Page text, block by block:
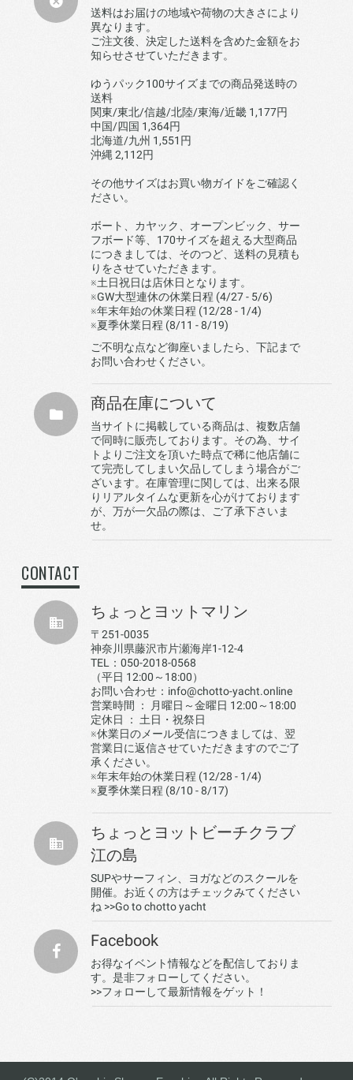
送料はお届けの地域や荷物の大きさにより
異なります。
ご注文後、決定した送料を含めた金額をお
知らせさせていただきます。
ゆうパック100サイズまでの商品発送時の
送料
関東/東北/信越/北陸/東海/近畿 1,177円
中国/四国 1,364円
北海道/九州 1,551円
沖縄 2,112円
その他サイズはお買い物ガイドをご確認く
ださい。
ボート、カヤック、オープンビック、サー
フボード等、170サイズを超える大型商品
につきましては、そのつど、送料の見積も
りをさせていただきます。
※土日祝日は店休日となります。
※GW大型連休の休業日程 (4/27 - 5/6)
※年末年始の休業日程 (12/28 - 1/4)
※夏季休業日程 (8/11 - 8/19)
ご不明な点など御座いましたら、下記まで
お問い合わせください。
商品在庫について
当サイトに掲載している商品は、複数店舗
で同時に販売しております。その為、サイ
トよりご注文を頂いた時点で稀に他店舗に
て完売してしまい欠品してしまう場合がご
ざいます。在庫管理に関しては、出来る限
りリアルタイムな更新を心がけております
が、万が一欠品の際は、ご了承下さいま
せ。
CONTACT
ちょっとヨットマリン
〒251-0035
神奈川県藤沢市片瀬海岸1-12-4
TEL：050-2018-0568
（平日 12:00～18:00）
お問い合わせ：info@chotto-yacht.online
営業時間 ： 月曜日～金曜日 12:00～18:00
定休日 ： 土日・祝祭日
※休業日のメール受信につきましては、翌
営業日に返信させていただきますのでご了
承ください。
※年末年始の休業日程 (12/28 - 1/4)
※夏季休業日程 (8/10 - 8/17)
ちょっとヨットビーチクラブ
江の島
SUPやサーフィン、ヨガなどのスクールを
開催。お近くの方はチェックみてください
ね >>Go to chotto yacht
Facebook
お得なイベント情報などを配信しておりま
す。是非フォローしてください。
>>フォローして最新情報をゲット！